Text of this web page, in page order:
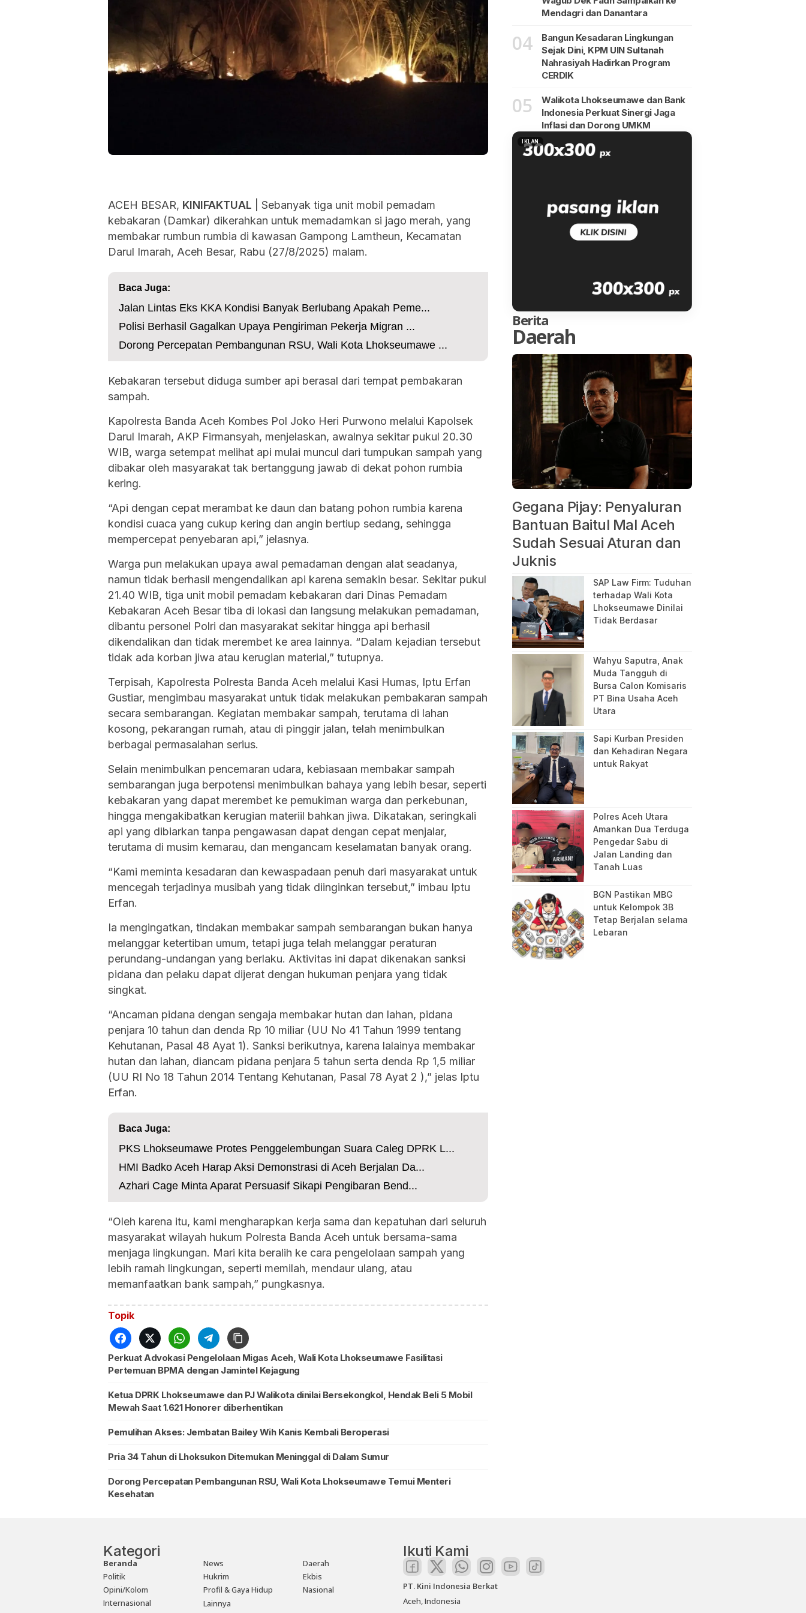
ACEH BESAR, KINIFAKTUAL | Sebanyak tiga unit mobil pemadam
kebakaran (Damkar) dikerahkan untuk memadamkan si jago merah, yang
membakar rumbun rumbia di kawasan Gampong Lamtheun, Kecamatan
Darul Imarah, Aceh Besar, Rabu (27/8/2025) malam.
Baca Juga:
Jalan Lintas Eks KKA Kondisi Banyak Berlubang Apakah Peme...
Polisi Berhasil Gagalkan Upaya Pengiriman Pekerja Migran ...
Dorong Percepatan Pembangunan RSU, Wali Kota Lhokseumawe ...
Kebakaran tersebut diduga sumber api berasal dari tempat pembakaran
sampah.
Kapolresta Banda Aceh Kombes Pol Joko Heri Purwono melalui Kapolsek
Darul Imarah, AKP Firmansyah, menjelaskan, awalnya sekitar pukul 20.30
WIB, warga setempat melihat api mulai muncul dari tumpukan sampah yang
dibakar oleh masyarakat tak bertanggung jawab di dekat pohon rumbia
kering.
“Api dengan cepat merambat ke daun dan batang pohon rumbia karena
kondisi cuaca yang cukup kering dan angin bertiup sedang, sehingga
mempercepat penyebaran api,” jelasnya.
Warga pun melakukan upaya awal pemadaman dengan alat seadanya,
namun tidak berhasil mengendalikan api karena semakin besar. Sekitar pukul
21.40 WIB, tiga unit mobil pemadam kebakaran dari Dinas Pemadam
Kebakaran Aceh Besar tiba di lokasi dan langsung melakukan pemadaman,
dibantu personel Polri dan masyarakat sekitar hingga api berhasil
dikendalikan dan tidak merembet ke area lainnya. “Dalam kejadian tersebut
tidak ada korban jiwa atau kerugian material,” tutupnya.
Terpisah, Kapolresta Polresta Banda Aceh melalui Kasi Humas, Iptu Erfan
Gustiar, mengimbau masyarakat untuk tidak melakukan pembakaran sampah
secara sembarangan. Kegiatan membakar sampah, terutama di lahan
kosong, pekarangan rumah, atau di pinggir jalan, telah menimbulkan
berbagai permasalahan serius.
Selain menimbulkan pencemaran udara, kebiasaan membakar sampah
sembarangan juga berpotensi menimbulkan bahaya yang lebih besar, seperti
kebakaran yang dapat merembet ke pemukiman warga dan perkebunan,
hingga mengakibatkan kerugian materiil bahkan jiwa. Dikatakan, seringkali
api yang dibiarkan tanpa pengawasan dapat dengan cepat menjalar,
terutama di musim kemarau, dan mengancam keselamatan banyak orang.
“Kami meminta kesadaran dan kewaspadaan penuh dari masyarakat untuk
mencegah terjadinya musibah yang tidak diinginkan tersebut,” imbau Iptu
Erfan.
Ia mengingatkan, tindakan membakar sampah sembarangan bukan hanya
melanggar ketertiban umum, tetapi juga telah melanggar peraturan
perundang-undangan yang berlaku. Aktivitas ini dapat dikenakan sanksi
pidana dan pelaku dapat dijerat dengan hukuman penjara yang tidak
singkat.
“Ancaman pidana dengan sengaja membakar hutan dan lahan, pidana
penjara 10 tahun dan denda Rp 10 miliar (UU No 41 Tahun 1999 tentang
Kehutanan, Pasal 48 Ayat 1). Sanksi berikutnya, karena lalainya membakar
hutan dan lahan, diancam pidana penjara 5 tahun serta denda Rp 1,5 miliar
(UU RI No 18 Tahun 2014 Tentang Kehutanan, Pasal 78 Ayat 2 ),” jelas Iptu
Erfan.
Baca Juga:
PKS Lhokseumawe Protes Penggelembungan Suara Caleg DPRK L...
HMI Badko Aceh Harap Aksi Demonstrasi di Aceh Berjalan Da...
Azhari Cage Minta Aparat Persuasif Sikapi Pengibaran Bend...
“Oleh karena itu, kami mengharapkan kerja sama dan kepatuhan dari seluruh
masyarakat wilayah hukum Polresta Banda Aceh untuk bersama-sama
menjaga lingkungan. Mari kita beralih ke cara pengelolaan sampah yang
lebih ramah lingkungan, seperti memilah, mendaur ulang, atau
memanfaatkan bank sampah,” pungkasnya.
Topik
Perkuat Advokasi Pengelolaan Migas Aceh, Wali Kota Lhokseumawe Fasilitasi
Pertemuan BPMA dengan Jamintel Kejagung
Ketua DPRK Lhokseumawe dan PJ Walikota dinilai Bersekongkol, Hendak Beli 5 Mobil
Mewah Saat 1.621 Honorer diberhentikan
Pemulihan Akses: Jembatan Bailey Wih Kanis Kembali Beroperasi
Pria 34 Tahun di Lhoksukon Ditemukan Meninggal di Dalam Sumur
Dorong Percepatan Pembangunan RSU, Wali Kota Lhokseumawe Temui Menteri
Kesehatan
Mendagri dan Danantara
04
Bangun Kesadaran Lingkungan
Sejak Dini, KPM UIN Sultanah
Nahrasiyah Hadirkan Program
CERDIK
05
Walikota Lhokseumawe dan Bank
Indonesia Perkuat Sinergi Jaga
Inflasi dan Dorong UMKM
IKLAN
Berita
Daerah
Gegana Pijay: Penyaluran
Bantuan Baitul Mal Aceh
Sudah Sesuai Aturan dan
Juknis
SAP Law Firm: Tuduhan
terhadap Wali Kota
Lhokseumawe Dinilai
Tidak Berdasar
Wahyu Saputra, Anak
Muda Tangguh di
Bursa Calon Komisaris
PT Bina Usaha Aceh
Utara
Sapi Kurban Presiden
dan Kehadiran Negara
untuk Rakyat
Polres Aceh Utara
Amankan Dua Terduga
Pengedar Sabu di
Jalan Landing dan
Tanah Luas
BGN Pastikan MBG
untuk Kelompok 3B
Tetap Berjalan selama
Lebaran
Kategori
Beranda News
Daerah
Politik
Hukrim
Ekbis
Opini/Kolom
Profil & Gaya Hidup
Nasional
Internasional
Lainnya
Ikuti Kami
PT. Kini Indonesia Berkat
Aceh, Indonesia